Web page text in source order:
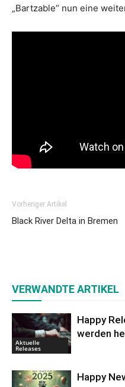
„Bartzable“ nun eine
Vorheriger Artikel
Black River Delta in Bremen
VERWANDTE ARTIKEL
Aktuelle
Releases
Happy
werden
Happy